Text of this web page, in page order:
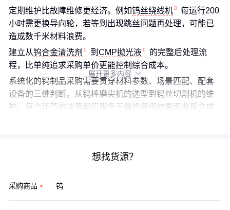
定期维护比故障维修更经济。例如钨丝绕线机
每运行200
小时需更换导向轮，若等到出现跳丝问题再处理，可能已
造成数千米材料浪费。
建立从钨合金清洗剂 到 CMP抛光液
的完整后处理流
程，比单纯追求采购单价更能控制综合成本。
系统化的钨制品采购需要贯穿材料参数、场景匹配、配套
设备的三维判断。从钨棒磨尖机的选型到钨丝切割机的维
护，每个环节的决策都应服务于最终使用效果而非孤立成
展开更多内容 
想找货源？
采购商品